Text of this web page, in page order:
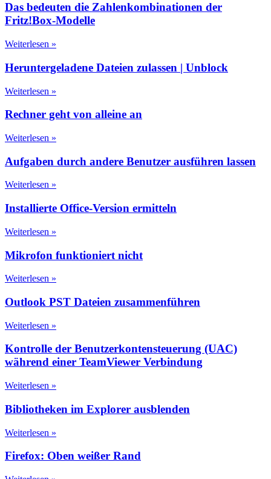
Das bedeuten die Zahlenkombinationen der
Fritz!Box-Modelle
Weiterlesen »
Heruntergeladene Dateien zulassen | Unblock
Weiterlesen »
Rechner geht von alleine an
Weiterlesen »
Aufgaben durch andere Benutzer ausführen lassen
Weiterlesen »
Installierte Office-Version ermitteln
Weiterlesen »
Mikrofon funktioniert nicht
Weiterlesen »
Outlook PST Dateien zusammenführen
Weiterlesen »
Kontrolle der Benutzerkontensteuerung (UAC)
während einer TeamViewer Verbindung
Weiterlesen »
Bibliotheken im Explorer ausblenden
Weiterlesen »
Firefox: Oben weißer Rand